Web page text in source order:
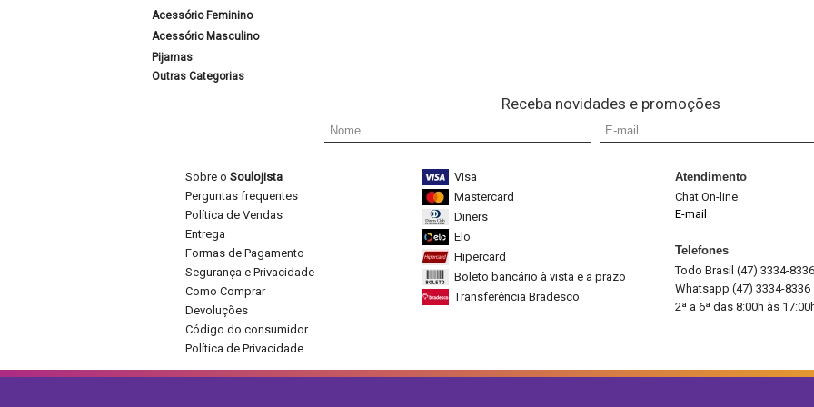
Acessório Feminino
Acessório Masculino
Pijamas
Outras Categorias
Receba novidades e promoções
Sobre o Soulojista
Perguntas frequentes
Política de Vendas
Entrega
Formas de Pagamento
Segurança e Privacidade
Como Comprar
Devoluções
Código do consumidor
Política de Privacidade
Visa
Mastercard
Diners
Elo
Hipercard
Boleto bancário à vista e a prazo
Transferência Bradesco
Atendimento
Chat On-line
E-mail
Telefones
Todo Brasil (47) 3334-8336
Whatsapp (47) 3334-8336
2ª a 6ª das 8:00h às